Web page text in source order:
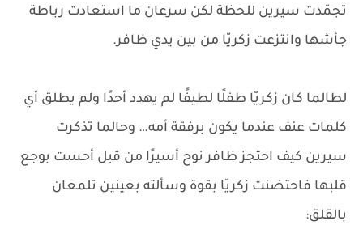
تجمّدت سيرين للحظة لكن سرعان ما استعادت رباطة
جأشها وانتزعت زكريّا من بين يدي ظافر.
لطالما كان زكريّا طفلًا لطيفًا لم يهدد أحدًا ولم يطلق أي
كلمات عنف عندما يكون برفقة أمه… وحالما تذكرت
سيرين كيف احتجز ظافر نوح أسيرًا من قبل أحست بوجع
قلبها فاحتضنت زكريّا بقوة وسألته بعينين تلمعان
بالقلق: